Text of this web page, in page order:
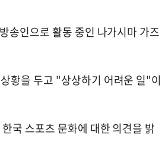
송인으로 활동 중인 나가시마 가즈
황을 두고 "상상하기 어려운 일"이
국 스포츠 문화에 대한 의견을 밝